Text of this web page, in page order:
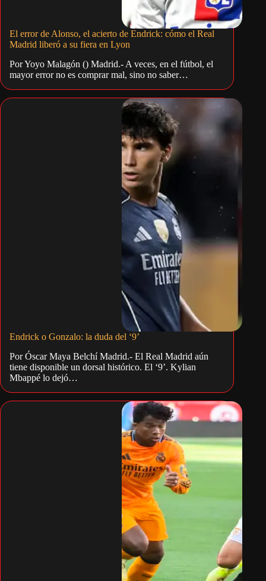
El error de Alonso, el acierto de Endrick: cómo el Real
Madrid liberó a su fiera en Lyon
Por Yoyo Malagón () Madrid.- A veces, en el fútbol, el
mayor error no es comprar mal, sino no saber…
Endrick o Gonzalo: la duda del ‘9’
Por Óscar Maya Belchí Madrid.- El Real Madrid aún
tiene disponible un dorsal histórico. El ‘9’. Kylian
Mbappé lo dejó…